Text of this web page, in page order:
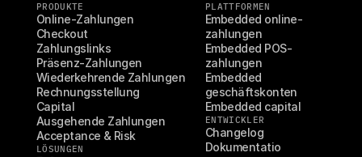
PRODUKTE
Online-Zahlungen
Checkout
Zahlungslinks
Präsenz-Zahlungen
Wiederkehrende Zahlungen
Rechnungsstellung
Capital
Ausgehende Zahlungen
Acceptance & Risk
LÖSUNGEN
PLATTFORMEN
Embedded online-
zahlungen
Embedded POS-
zahlungen
Embedded
geschäftskonten
Embedded capital
ENTWICKLER
Changelog
Dokumentatio